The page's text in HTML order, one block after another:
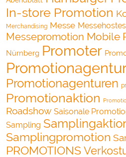
In-store Promotion
Merchandising Messe
Messepromotion Mobile
Nürnberg Promoter
Promotionagenturen
Promotionaktion
Roadshow Saisonale
Sampling
Samplingpromotion
PROMOTIONS